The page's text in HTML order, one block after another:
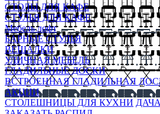
СТОЛЫ ДЛЯ КАФЕ
СТУЛЬЯ ДЛЯ КАФЕ
Мебель лофт
БАРНЫЕ СТУЛЬЯ
ВЕШАЛКИ
УЛИЧНАЯ МЕБЕЛЬ
ГЛАДИЛЬНЫЕ ДОСКИ
ВСТРОЕННАЯ ГЛАДИЛЬНАЯ
АКЦИИ
СТОЛЕШНИЦЫ ДЛЯ КУХНИ ДАЧА